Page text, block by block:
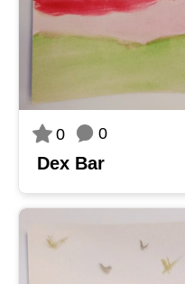
0 0
Dex Bar